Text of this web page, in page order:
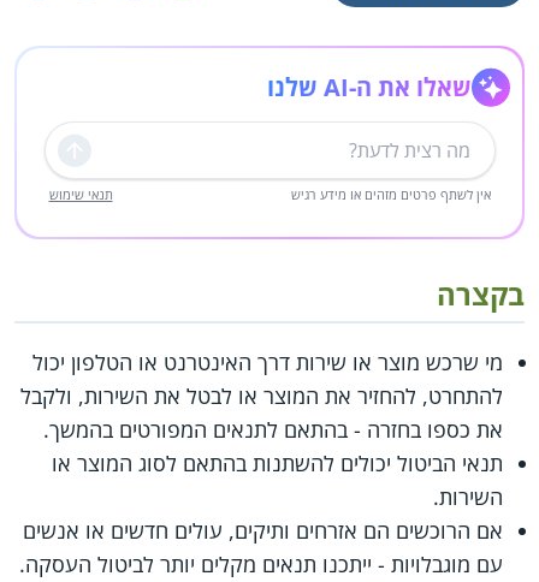
שאלו את ה-AI שלנו
שליחה
אין לשתף פרטים מזהים או מידע רגיש תנאי שימוש
בקצרה
מי שרכש מוצר או שירות דרך האינטרנט או הטלפון יכול
להתחרט, להחזיר את המוצר או לבטל את השירות, ולקבל
את כספו בחזרה - בהתאם לתנאים המפורטים בהמשך.
תנאי הביטול יכולים להשתנות בהתאם לסוג המוצר או
השירות.
אם הרוכשים הם אזרחים ותיקים, עולים חדשים או אנשים
עם מוגבלויות - ייתכנו תנאים מקלים יותר לביטול העסקה.